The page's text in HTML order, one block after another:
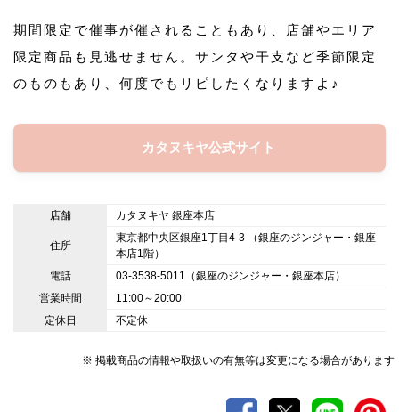
期間限定で催事が催されることもあり、店舗やエリア
限定商品も見逃せません。サンタや干支など季節限定
のものもあり、何度でもリピしたくなりますよ♪
カタヌキヤ公式サイト
店舗 カタヌキヤ 銀座本店
住所
東京都中央区銀座1丁目4-3 （銀座のジンジャー・銀座
本店1階）
電話
03-3538-5011（銀座のジンジャー・銀座本店）
営業時間
11:00～20:00
定休日
不定休
※ 掲載商品の情報や取扱いの有無等は変更になる場合があります